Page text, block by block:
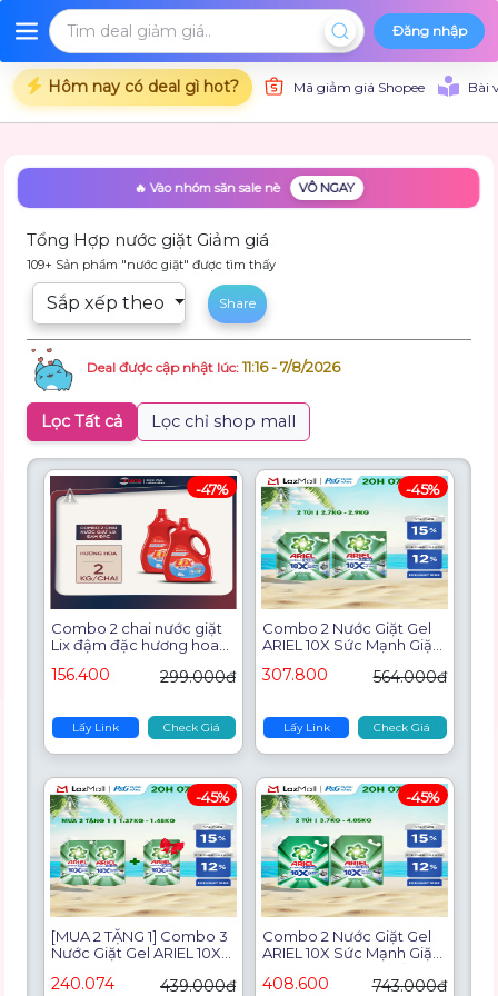
Đăng nhập
Hôm nay có deal gì hot? Mã giảm giá Shopee Bài
🔥 Vào nhóm săn sale nè VÔ NGAY
Tổng Hợp nước giặt Giảm giá
109+ Sản phẩm "nước giặt" được tìm thấy
Sắp xếp theo Share
Deal được cập nhật lúc:11:16 - 7/8/2026
Lọc Tất cả Lọc chỉ shop mall
Combo 2 chai nước giặt
Lix đậm đặc hương hoa
tẩy đánh bay mọi vết bẩn
Nam
156.400 299.000đ
Lấy Link Check Giá
-47%
Combo 2 Nước Giặt Gel
ARIEL 10X Sức Mạnh Giặt
Trước - Cửa Trên Hương
307.800 564.000đ
Lấy Link Check Giá
-45%
[MUA 2 TẶNG 1] Combo 3
Nước Giặt Gel ARIEL 10X
Chuyên Gia Cửa Trước-
240.074 439.000đ
-45%
Combo 2 Nước Giặt Gel
ARIEL 10X Sức Mạnh Giặt
Trước-Cửa Trên Hương
408.600 743.000đ
-45%